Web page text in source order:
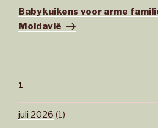
bericht
Babykuikens voor arme
Moldavië
1
juli 2026 (1)